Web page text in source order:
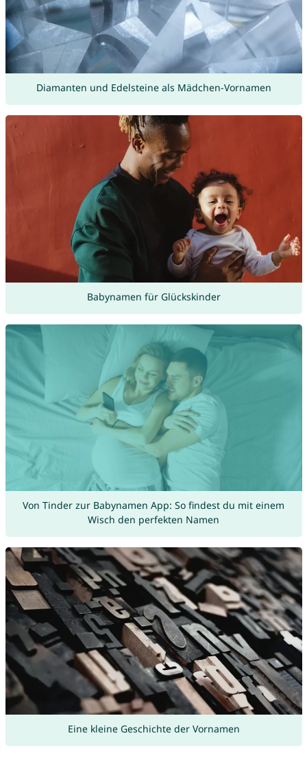
Diamanten und Edelsteine als Mädchen-Vornamen
Babynamen für Glückskinder
Von Tinder zur Babynamen App: So findest du mit einem
Wisch den perfekten Namen
Eine kleine Geschichte der Vornamen